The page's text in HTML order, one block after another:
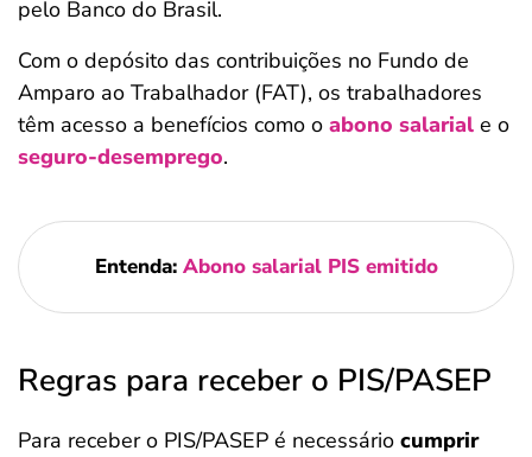
pelo Banco do Brasil.
Com o depósito das contribuições no Fundo de
Amparo ao Trabalhador (FAT), os trabalhadores
têm acesso a benefícios como o abono salarial e o
seguro-desemprego.
Entenda: Abono salarial PIS emitido
Regras para receber o PIS/PASEP
Para receber o PIS/PASEP é necessário cumprir